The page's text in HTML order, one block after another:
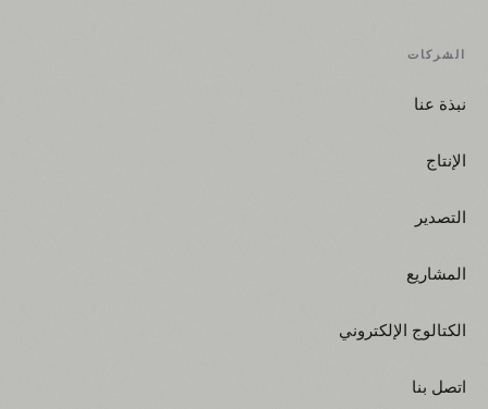
الشركات
نبذة عنا
الإنتاج
التصدير
المشاريع
الكتالوج الإلكتروني
اتصل بنا